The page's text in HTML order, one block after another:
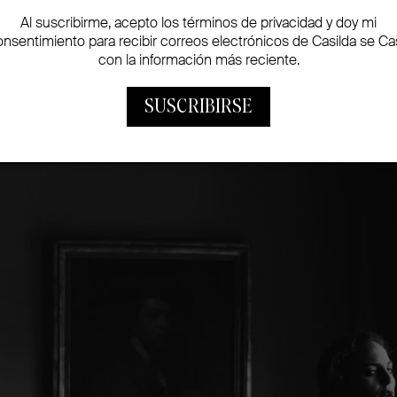
Meses antes de la boda comenzó a tratarse la
fan. Les peinó y maquilló –a su madre, su hermana
Al suscribirme, acepto los términos de privacidad y doy mi
para recibir correos electrónicos de Casilda se
con la información más reciente.
SUSCRIBIRSE